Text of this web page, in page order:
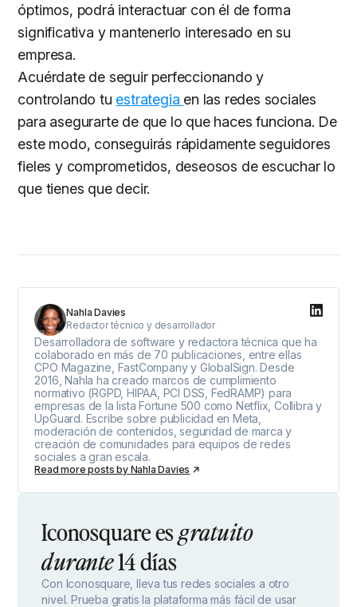
óptimos, podrá interactuar con él de forma
significativa y mantenerlo interesado en su
empresa.
Acuérdate de seguir perfeccionando y
controlando tu estrategia en las redes sociales
para asegurarte de que lo que haces funciona. De
este modo, conseguirás rápidamente seguidores
fieles y comprometidos, deseosos de escuchar lo
que tienes que decir.
Nahla Davies
Redactor técnico y desarrollador
Desarrolladora de software y redactora técnica que ha
colaborado en más de 70 publicaciones, entre ellas
CPO Magazine, FastCompany y GlobalSign. Desde
2016, Nahla ha creado marcos de cumplimiento
normativo (RGPD, HIPAA, PCI DSS, FedRAMP) para
empresas de la lista Fortune 500 como Netflix, Collibra y
UpGuard. Escribe sobre publicidad en Meta,
moderación de contenidos, seguridad de marca y
creación de comunidades para equipos de redes
sociales a gran escala.
Read more posts by Nahla Davies
Iconosquare esgratuito
durante14 días
Con Iconosquare, lleva tus redes sociales a otro
nivel. Prueba gratis la plataforma más fácil de usar